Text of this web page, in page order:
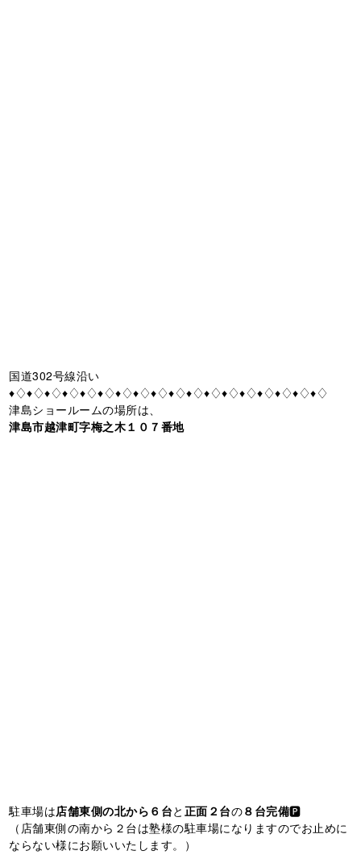
国道302号線沿い
♦♢♦♢♦♢♦♢♦♢♦♢♦♢♦♢♦♢♦♢♦♢♦♢♦♢♦♢♦♢♦♢♦♢♦♢
津島ショールームの場所は、
津島市越津町字梅之木１０７番地
駐車場は店舗東側の北から６台と 正面２台の８台完備🅿️
（店舗東側の南から２台は塾様の駐車場になりますのでお止めに
ならない様にお願いいたします。）